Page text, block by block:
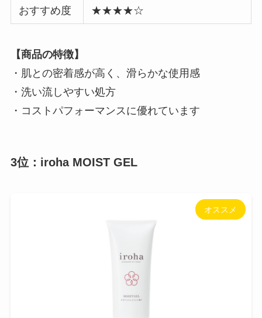
おすすめ度 ★★★★☆
【商品の特徴】
・肌との密着感が高く、滑らかな使用感
・洗い流しやすい処方
・コストパフォーマンスに優れています
3位：iroha MOIST GEL
オススメ